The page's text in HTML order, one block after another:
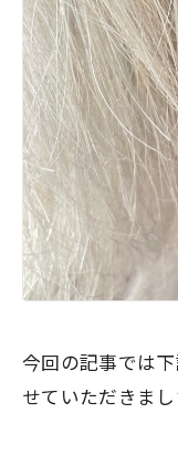
今回の記事では
せていただきまし